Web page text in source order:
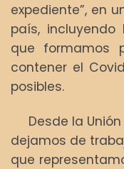
expediente”, en
país,
que formamos
contener el
posibles.
Desde la Unión
dejamos de
que